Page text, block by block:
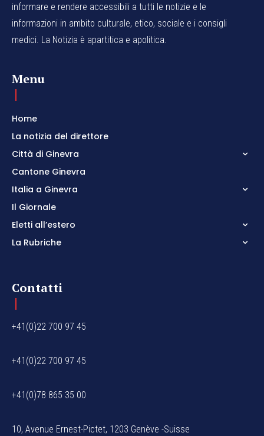
informare e rendere accessibili a tutti le notizie e le
informazioni in ambito culturale, etico, sociale e i consigli
medici. La Notizia è apartitica e apolitica.
Menu
Home
La notizia del direttore
Città di Ginevra
Cantone Ginevra
Italia a Ginevra
Il Giornale
Eletti all’estero
La Rubriche
Contatti
+41(0)22 700 97 45
+41(0)22 700 97 45
+41(0)78 865 35 00
10, Avenue Ernest-Pictet, 1203 Genève -Suisse